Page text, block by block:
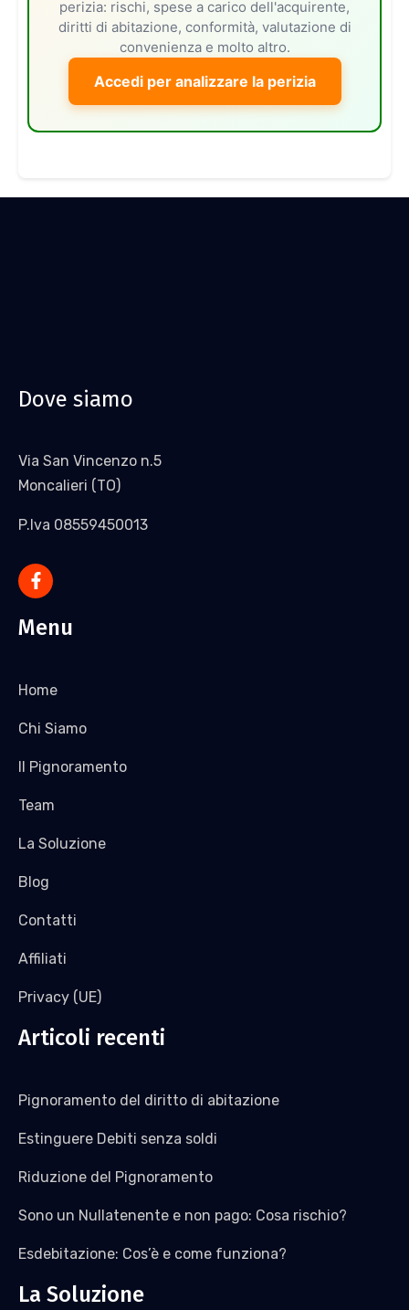
perizia: rischi, spese a carico dell'acquirente,
diritti di abitazione, conformità, valutazione di
convenienza e molto altro.
Accedi per analizzare la perizia
Dove siamo
Via San Vincenzo n.5
Moncalieri (TO)
P.Iva 08559450013
Menu
Home
Chi Siamo
Il Pignoramento
Team
La Soluzione
Blog
Contatti
Affiliati
Privacy (UE)
Articoli recenti
Pignoramento del diritto di abitazione
Estinguere Debiti senza soldi
Riduzione del Pignoramento
Sono un Nullatenente e non pago: Cosa rischio?
Esdebitazione: Cos’è e come funziona?
La Soluzione